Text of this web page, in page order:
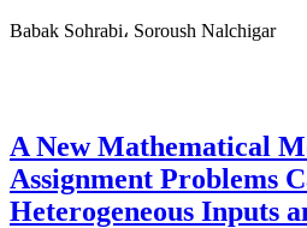
Babak Sohrabi، Soroush Nalchigar
A New Mathematical
Assignment Problems
Heterogeneous Inputs